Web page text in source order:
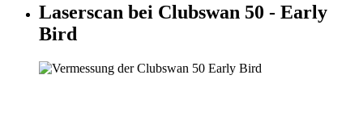
Laserscan bei Clubswan 50 - Early
Bird